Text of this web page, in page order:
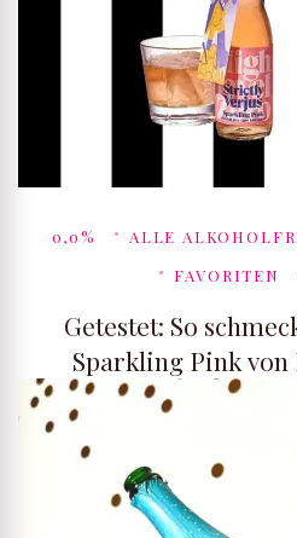
0,0%
ALLE
FAVORITEN
Getestet: So
Sparkling Pink